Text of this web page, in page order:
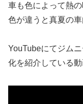
車も色によって熱
色が違うと真夏の車
YouTubeにてジム
化を紹介している動